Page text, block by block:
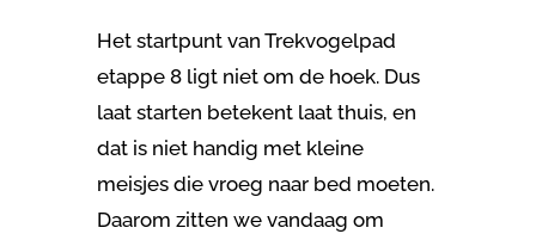
Het startpunt van Trekvogelpad
etappe 8 ligt niet om de hoek. Dus
laat starten betekent laat thuis, en
dat is niet handig met kleine
meisjes die vroeg naar bed moeten.
Daarom zitten we vandaag om